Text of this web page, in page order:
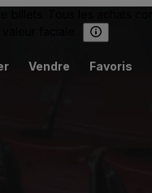
Vendre Favoris